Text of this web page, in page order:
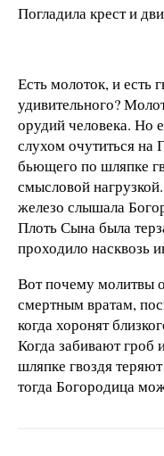
Погладила крест и
Есть молоток, и есть
удивительного?
орудий человека. Но
слухом очутиться на
бьющего по шляпке
смысловой
железо слышала
Плоть Сына была
проходило насквозь
Вот почему молитвы
смертным вратам,
когда хоронят
Когда забивают гроб
шляпке гвоздя
тогда Богородица